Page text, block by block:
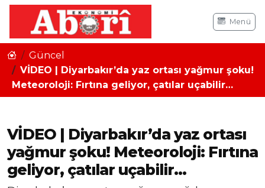
Menü
Güncel
VİDEO | Diyarbakır’da yaz ortası yağmur şoku!
Meteoroloji: Fırtına geliyor, çatılar uçabilir…
VİDEO | Diyarbakır’da yaz ortası
yağmur şoku! Meteoroloji: Fırtına
geliyor, çatılar uçabilir…